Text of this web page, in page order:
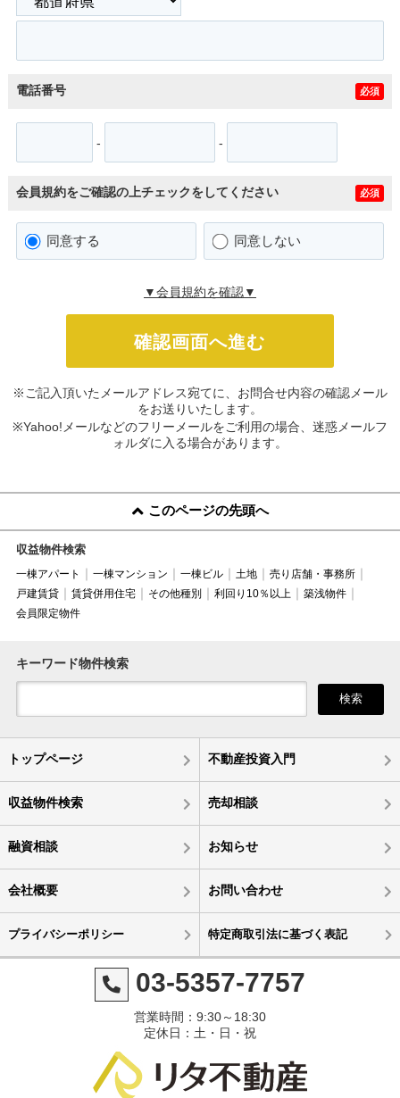
電話番号 必須
- -
会員規約をご確認の上チェックをしてください 必須
同意する 同意しない
▼会員規約を確認▼
※ご記入頂いたメールアドレス宛てに、お問合せ内容の確認メール
をお送りいたします。
※Yahoo!メールなどのフリーメールをご利用の場合、迷惑メールフ
ォルダに入る場合があります。
このページの先頭へ
収益物件検索
一棟アパート 一棟マンション 一棟ビル 土地
売り店舗・事務所
戸建賃貸
賃貸併用住宅 その他種別 利回り10％以上
築浅物件
会員限定物件
キーワード物件検索
検索
トップページ 不動産投資入門
収益物件検索 売却相談
融資相談 お知らせ
会社概要 お問い合わせ
プライバシーポリシー 特定商取引法に基づく表記
03-5357-7757
営業時間：9:30～18:30
定休日：土・日・祝